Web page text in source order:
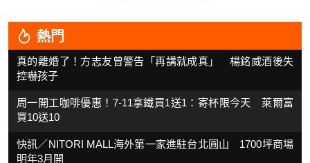
熱門
真的離婚了！方志友曾警告「再講就成真」 楊銘威酒後失
控嚇孩子
周一開工咖啡優惠！7-11拿鐵買1送1：寄杯限今天 萊爾富
買10送10
快訊／NITORI MALL海外第一家進駐台北圓山 1700坪商場
明年3月開